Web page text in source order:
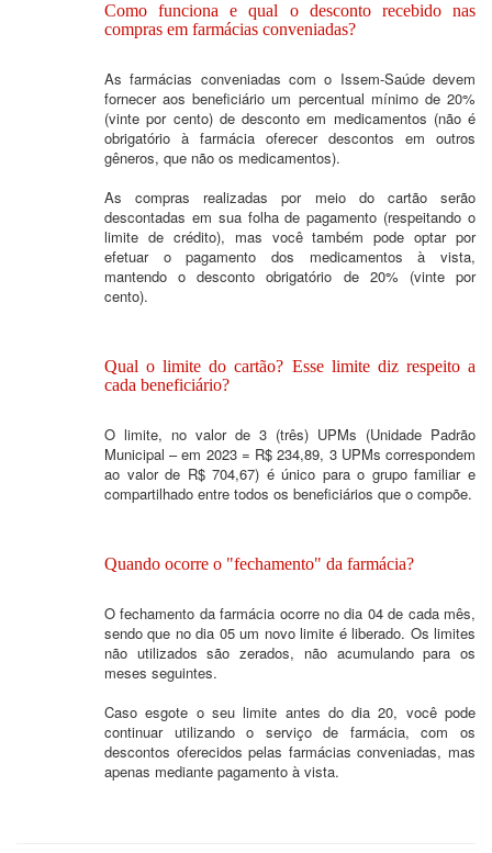
Como funciona e qual o desconto recebido nas
compras em farmácias conveniadas?
As farmácias conveniadas com o Issem-Saúde devem
fornecer aos beneficiário um percentual mínimo de 20%
(vinte por cento) de desconto em medicamentos (não é
obrigatório à farmácia oferecer descontos em outros
gêneros, que não os medicamentos).
As compras realizadas por meio do cartão serão
descontadas em sua folha de pagamento (respeitando o
limite de crédito), mas você também pode optar por
efetuar o pagamento dos medicamentos à vista,
mantendo o desconto obrigatório de 20% (vinte por
cento).
Qual o limite do cartão? Esse limite diz respeito a
cada beneficiário?
O limite, no valor de 3 (três) UPMs (Unidade Padrão
Municipal – em 2023 = R$ 234,89, 3 UPMs correspondem
ao valor de R$ 704,67) é único para o grupo familiar e
compartilhado entre todos os beneficiários que o compõe.
Quando ocorre o "fechamento" da farmácia?
O fechamento da farmácia ocorre no dia 04 de cada mês,
sendo que no dia 05 um novo limite é liberado. Os limites
não utilizados são zerados, não acumulando para os
meses seguintes.
Caso esgote o seu limite antes do dia 20, você pode
continuar utilizando o serviço de farmácia, com os
descontos oferecidos pelas farmácias conveniadas, mas
apenas mediante pagamento à vista.